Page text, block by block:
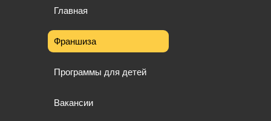
Главная
Франшиза
Программы для детей
Вакансии